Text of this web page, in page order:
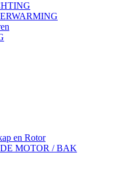
en Rotor
MOTOR / BAK